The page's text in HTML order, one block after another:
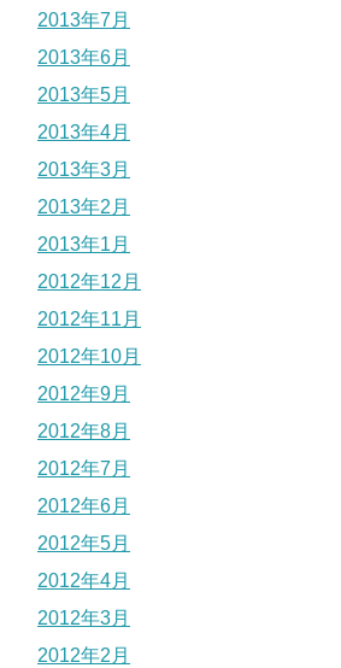
2013年7月
2013年6月
2013年5月
2013年4月
2013年3月
2013年2月
2013年1月
2012年12月
2012年11月
2012年10月
2012年9月
2012年8月
2012年7月
2012年6月
2012年5月
2012年4月
2012年3月
2012年2月